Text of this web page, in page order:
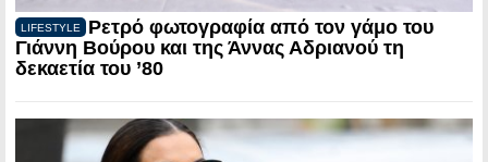
LIFESTYLE
Ρετρό φωτογραφία από τον γάμο του
Γιάννη Βούρου και της Άννας Αδριανού τη
δεκαετία του ’80